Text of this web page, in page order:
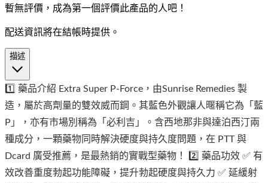
暫無評價，成為第一個評價此產品的人吧！
配送資訊將在結帳時提供。
描述
1️⃣ 藥品介紹 Extra Super P-Force，由Sunrise Remedies 製
造，屬於高劑量的雙效威而鋼。其藍色外觀讓人暱稱它為「藍
P」，亦有市場別稱為「必利吉」。含西地那非與達泊西汀兩
種成分，一顆藥物同時解決硬度與持久度問題，在 PTT 與
Dcard 廣受推薦，是最熱銷的實戰型藥物！ 2️⃣ 藥品功效 ✅ 有
效改善重度勃起功能障礙，提升勃起硬度與持久力 ✅ 延緩射